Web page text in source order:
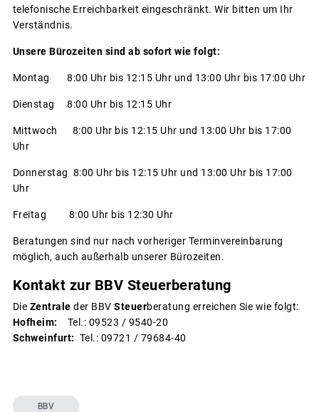
telefonische Erreichbarkeit eingeschränkt. Wir bitten um Ihr
Verständnis.
Unsere Bürozeiten sind ab sofort wie folgt:
Montag 8:00 Uhr bis 12:15 Uhr und 13:00 Uhr bis 17:00 Uhr
Dienstag 8:00 Uhr bis 12:15 Uhr
Mittwoch 8:00 Uhr bis 12:15 Uhr und 13:00 Uhr bis 17:00
Uhr
Donnerstag 8:00 Uhr bis 12:15 Uhr und 13:00 Uhr bis 17:00
Uhr
Freitag 8:00 Uhr bis 12:30 Uhr
Beratungen sind nur nach vorheriger Terminvereinbarung
möglich, auch außerhalb unserer Bürozeiten.
Kontakt zur BBV Steuerberatung
Die Zentrale der BBV Steuerberatung erreichen Sie wie folgt:
Hofheim: Tel.: 09523 / 9540-20
Schweinfurt: Tel.: 09721 / 79684-40
BBV